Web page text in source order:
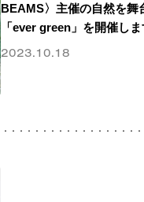
BEAMS〉主催の自然を舞
「ever green」を開催し
2023.10.18